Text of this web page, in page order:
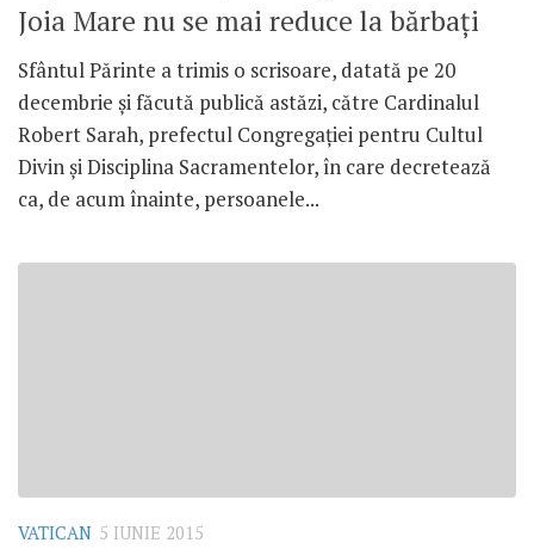
Joia Mare nu se mai reduce la bărbați
Sfântul Părinte a trimis o scrisoare, datată pe 20
decembrie și făcută publică astăzi, către Cardinalul
Robert Sarah, prefectul Congregației pentru Cultul
Divin și Disciplina Sacramentelor, în care decretează
ca, de acum înainte, persoanele...
VATICAN 5 IUNIE 2015